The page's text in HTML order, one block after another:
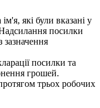
які були вказані у
посилки
без зазначення
посилки та
грошей.
трьох робочих